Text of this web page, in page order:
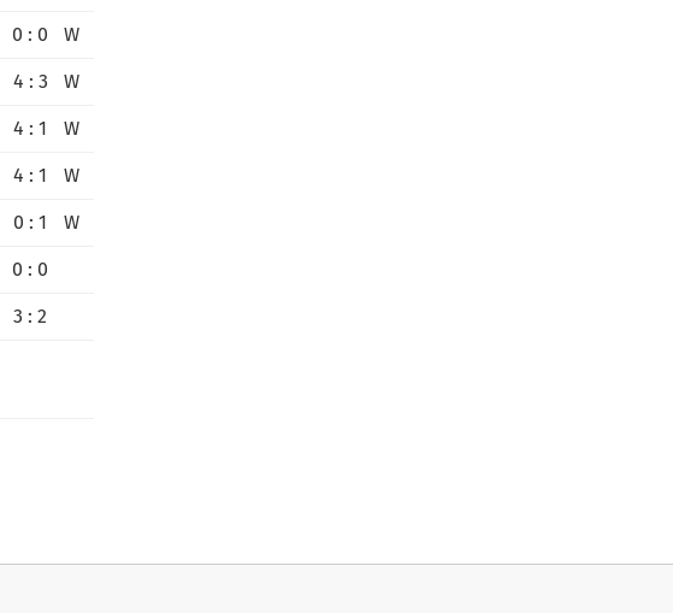
0 : 0 W
4 : 3 W
4 : 1 W
4 : 1 W
0 : 1 W
0 : 0
3 : 2